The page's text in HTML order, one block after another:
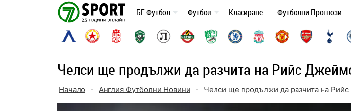
БГ Футбол Футбол Класиране Футболни Прогнози
Челси ще продължи да разчита на Рийс
Начало - Англия Футболни Новини - Челси ще продължи да разчита на